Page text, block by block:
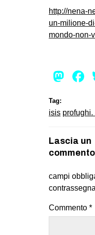
http://nena-
un-milione-
mondo-non-
Tag:
isis profughi.
Lascia un
commento
campi
Commento *